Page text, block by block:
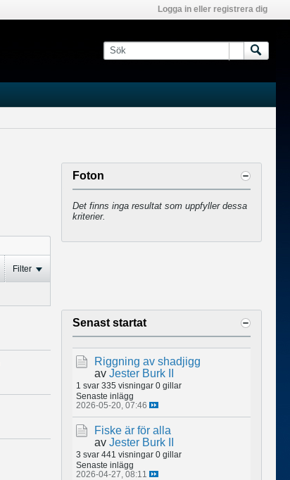
Logga in eller registrera dig
Filter
Foton
Det finns inga resultat som uppfyller dessa
kriterier.
Senast startat
Riggning av shadjigg
av Jester Burk II
1 svar 335 visningar 0 gillar
Senaste inlägg
2026-05-20, 07:46
Fiske är för alla
av Jester Burk II
3 svar 441 visningar 0 gillar
Senaste inlägg
2026-04-27, 08:11